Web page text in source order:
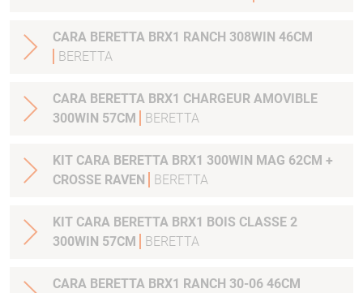
CARA BERETTA BRX1 RANCH 308WIN 46CM
BERETTA
CARA BERETTA BRX1 CHARGEUR AMOVIBLE
300WIN 57CM
BERETTA
KIT CARA BERETTA BRX1 300WIN MAG 62CM +
CROSSE RAVEN
BERETTA
KIT CARA BERETTA BRX1 BOIS CLASSE 2
300WIN 57CM
BERETTA
CARA BERETTA BRX1 RANCH 30-06 46CM